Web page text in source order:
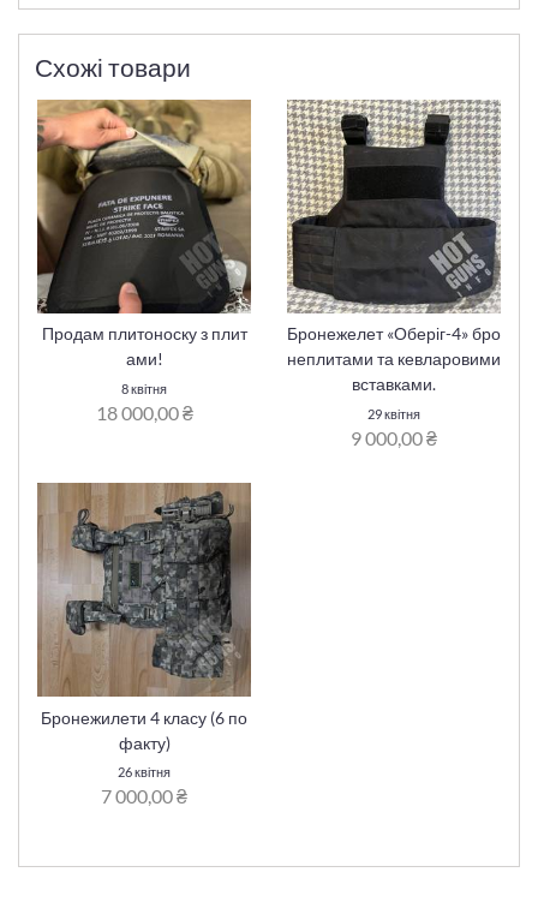
Схожі товари
Продам плитоноску з плит
ами!
8 квітня
18 000,00 ₴
Бронежелет «Оберіг-4» бро
неплитами та кевларовими
вставками.
29 квітня
9 000,00 ₴
Бронежилети 4 класу (6 по
факту)
26 квітня
7 000,00 ₴